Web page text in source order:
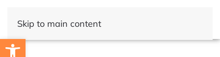
Skip to main content
Open toolbar